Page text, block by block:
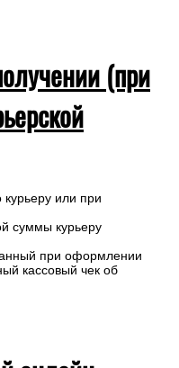
(при
или при
суммы курьеру
при оформлении
кассовый чек об